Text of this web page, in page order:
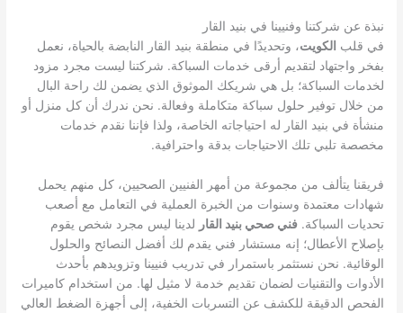
نبذة عن شركتنا وفنيينا في بنيد القار
في قلب الكويت، وتحديدًا في منطقة بنيد القار النابضة بالحياة، نعمل
بفخر واجتهاد لتقديم أرقى خدمات السباكة. شركتنا ليست مجرد مزود
لخدمات السباكة؛ بل هي شريكك الموثوق الذي يضمن لك راحة البال
من خلال توفير حلول سباكة متكاملة وفعالة. نحن ندرك أن كل منزل أو
منشأة في بنيد القار له احتياجاته الخاصة، ولذا فإننا نقدم خدمات
مخصصة تلبي تلك الاحتياجات بدقة واحترافية.
فريقنا يتألف من مجموعة من أمهر الفنيين الصحيين، كل منهم يحمل
شهادات معتمدة وسنوات من الخبرة العملية في التعامل مع أصعب
تحديات السباكة.فني صحي بنيد القار لدينا ليس مجرد شخص يقوم
بإصلاح الأعطال؛ إنه مستشار فني يقدم لك أفضل النصائح والحلول
الوقائية. نحن نستثمر باستمرار في تدريب فنيينا وتزويدهم بأحدث
الأدوات والتقنيات لضمان تقديم خدمة لا مثيل لها. من استخدام كاميرات
الفحص الدقيقة للكشف عن التسربات الخفية، إلى أجهزة الضغط العالي